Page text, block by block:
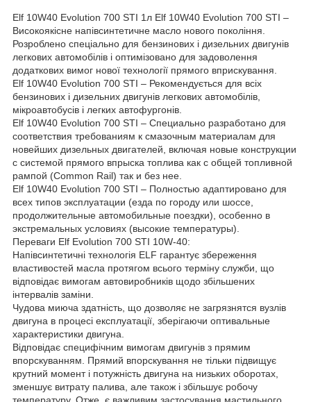
Elf 10W40 Evolution 700 STI 1л Elf 10W40 Evolution 700 STI –
Високоякісне напівсинтетичне масло нового покоління.
Розроблено спеціально для бензинових і дизельних двигунів
легкових автомобілів і оптимізовано для задоволення
додаткових вимог нової технології прямого вприскування.
Elf 10W40 Evolution 700 STI – Рекомендується для всіх
бензинових і дизельних двигунів легкових автомобілів,
мікроавтобусів і легких автофургонів.
Elf 10W40 Evolution 700 STI – Специально разработано для
соответствия требованиям к смазочным материалам для
новейших дизельных двигателей, включая новые конструкции
c системой прямого впрыска топлива как с общей топливной
рампой (Common Rail) так и без нее.
Elf 10W40 Evolution 700 STI – Полностью адаптировано для
всех типов эксплуатации (езда по городу или шоссе,
продолжительные автомобильные поездки), особенно в
экстремальных условиях (высокие температуры).
Переваги Elf Evolution 700 STI 10W-40:
Напівсинтетичні технологія ELF гарантує збереження
властивостей масла протягом всього терміну служби, що
відповідає вимогам автовиробників щодо збільшених
інтервалів заміни.
Чудова миюча здатність, що дозволяє не загрязнятся вузлів
двигуна в процесі експлуатації, зберігаючи оптивальные
характеристики двигуна.
Відповідає специфічним вимогам двигунів з прямим
впорскуванням. Прямий впорскування не тільки підвищує
крутний момент і потужність двигуна на низьких оборотах,
зменшує витрату палива, але також і збільшує робочу
температуру. Отже, є важливим застосування мастильного